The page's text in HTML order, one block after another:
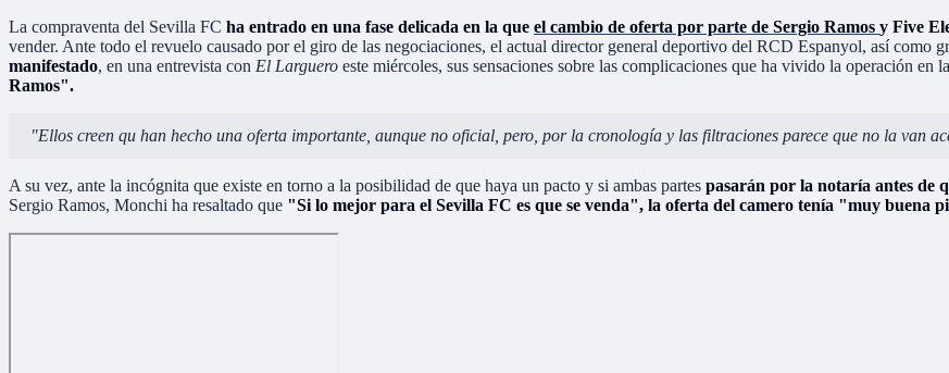
La compraventa del Sevilla FC ha entrado en una fase delicada en la que el cambio de oferta por parte de Sergio Ramos y Five
vender. Ante todo el revuelo causado por el giro de las negociaciones, el actual director general deportivo del RCD Espanyol, así como
manifestado, en una entrevista con El Larguero este miércoles, sus sensaciones sobre las complicaciones que ha vivido la operación en
Ramos".
"Ellos creen qu han hecho una oferta importante, aunque no oficial, pero, por la cronología y las filtraciones parece que no la van
A su vez, ante la incógnita que existe en torno a la posibilidad de que haya un pacto y si ambas partes pasarán por la notaría antes de
Sergio Ramos, Monchi ha resaltado que "Si lo mejor para el Sevilla FC es que se venda", la oferta del camero tenía "muy buena